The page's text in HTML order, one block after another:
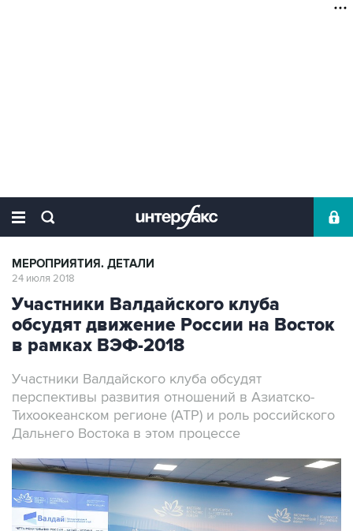
МЕРОПРИЯТИЯ. ДЕТАЛИ
24 июля 2018
Участники Валдайского клуба
обсудят движение России на Восток
в рамках ВЭФ-2018
Участники Валдайского клуба обсудят
перспективы развития отношений в Азиатско-
Тихоокеанском регионе (АТР) и роль российского
Дальнего Востока в этом процессе